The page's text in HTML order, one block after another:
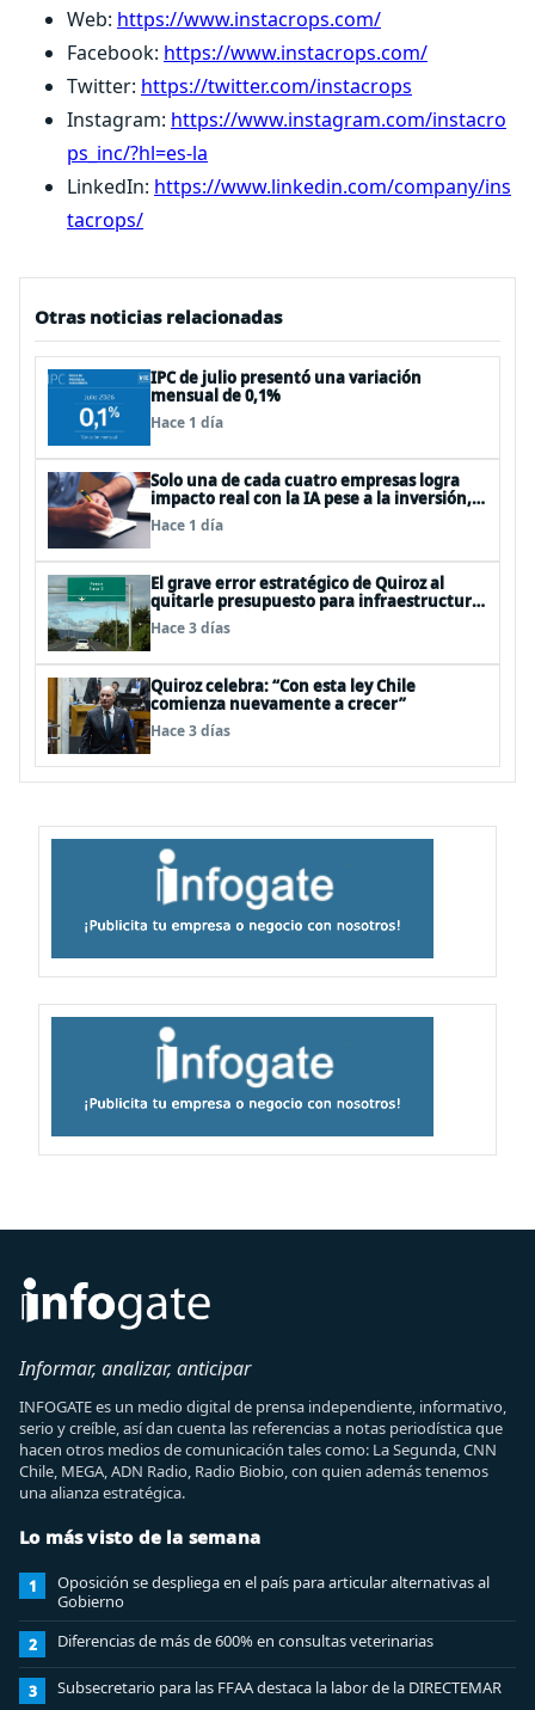
Web: https://www.instacrops.com/
Facebook: https://www.instacrops.com/
Twitter: https://twitter.com/instacrops
Instagram: https://www.instagram.com/instacro
ps_inc/?hl=es-la
LinkedIn: https://www.linkedin.com/company/ins
tacrops/
Otras noticias relacionadas
IPC de julio presentó una variación
mensual de 0,1%
Hace 1 día
Solo una de cada cuatro empresas logra
impacto real con la IA pese a la inversión,
según el Foro Económico Mundial
Hace 1 día
El grave error estratégico de Quiroz al
quitarle presupuesto para infraestructura
vial del Biobío
Hace 3 días
Quiroz celebra: “Con esta ley Chile
comienza nuevamente a crecer”
Hace 3 días
Informar, analizar, anticipar
INFOGATE es un medio digital de prensa independiente, informativo,
serio y creíble, así dan cuenta las referencias a notas periodística que
hacen otros medios de comunicación tales como: La Segunda, CNN
Chile, MEGA, ADN Radio, Radio Biobio, con quien además tenemos
una alianza estratégica.
Lo más visto de la semana
1
Oposición se despliega en el país para articular alternativas al
Gobierno
2 Diferencias de más de 600% en consultas veterinarias
3 Subsecretario para las FFAA destaca la labor de la DIRECTEMAR